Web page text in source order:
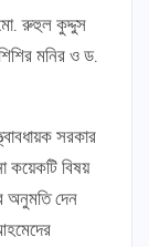
মো. রুহুল কুদ্দুস
মনির ও ড.
সরকার
কয়েকটি বিষয়
অনুমতি দেন